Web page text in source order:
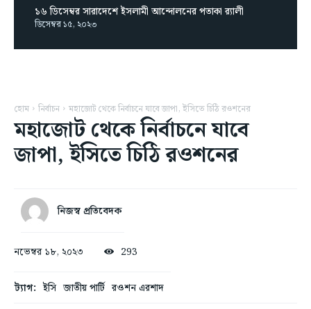
১৬ ডিসেম্বর সারাদেশে ইসলামী আন্দোলনের পতাকা র‌্যালী
ডিসেম্বর ১৫, ২০২৩